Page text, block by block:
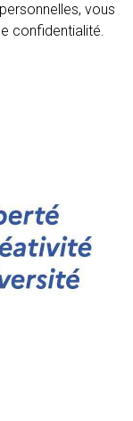
vous
confidentialité.